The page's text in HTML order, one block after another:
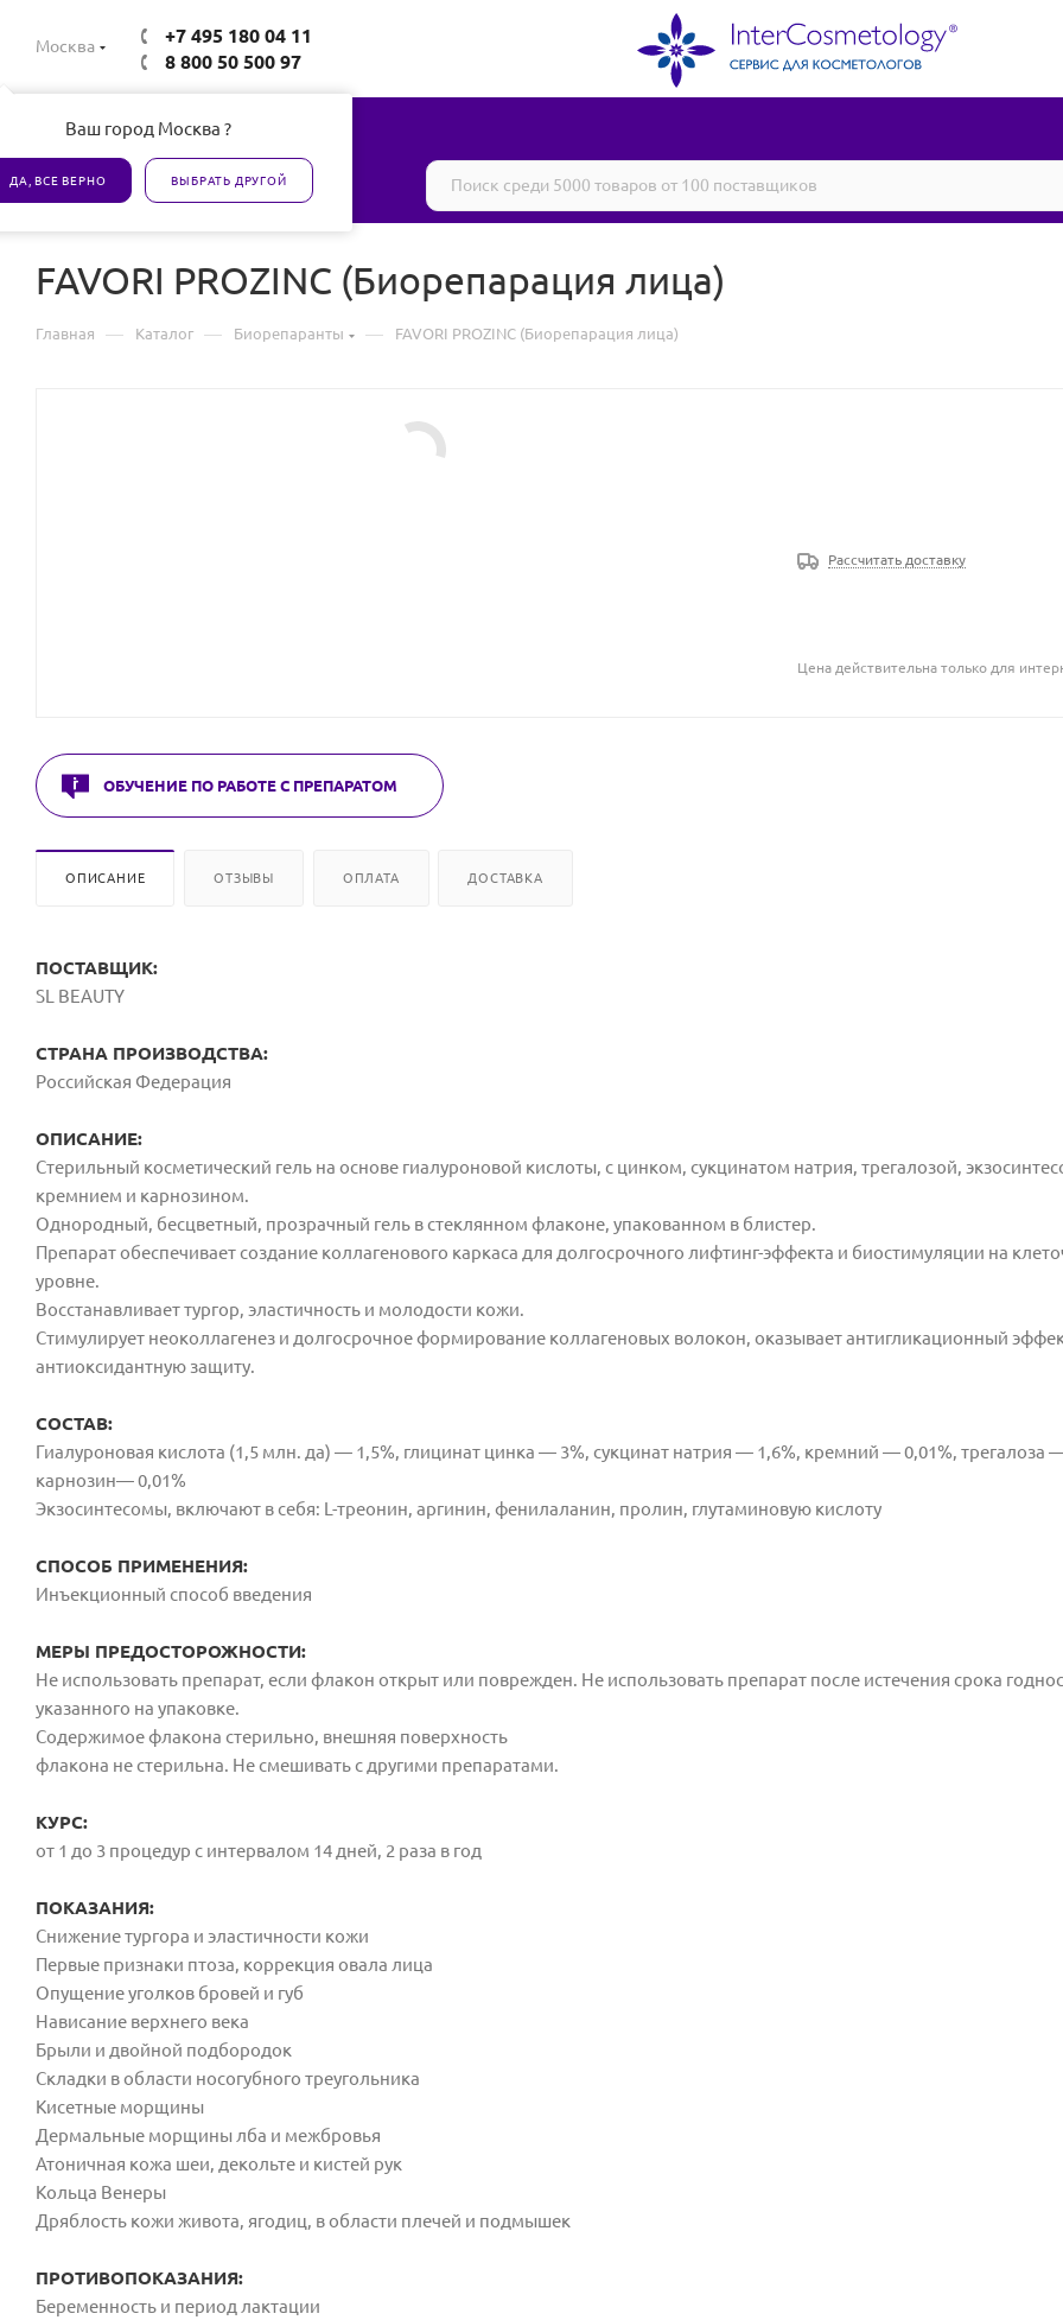
Москва
Ваш город Москва ?
ДА, ВСЕ ВЕРНО ВЫБРАТЬ ДРУГОЙ
+7 495 180 04 11
8 800 50 500 97
Все товары сертифицированы
FAVORI PROZINC (Биорепарация лица)
Главная — Каталог — Биорепаранты — FAVORI PROZINC (Биорепарация лица)
Рассчитать доставку
Цена действительна только для
ОБУЧЕНИЕ ПО РАБОТЕ С ПРЕПАРАТОМ
ОПИСАНИЕ ОТЗЫВЫ ОПЛАТА ДОСТАВКА
ПОСТАВЩИК:
SL BEAUTY
СТРАНА ПРОИЗВОДСТВА:
Российская Федерация
ОПИСАНИЕ:
Стерильный косметический гель на основе гиалуроновой кислоты, с цинком, сукцинатом натрия, трегалозой,
кремнием и карнозином.
Однородный, бесцветный, прозрачный гель в стеклянном флаконе, упакованном в блистер.
Препарат обеспечивает создание коллагенового каркаса для долгосрочного лифтинг-эффекта и биостимуляции на
уровне.
Восстанавливает тургор, эластичность и молодости кожи.
Стимулирует неоколлагенез и долгосрочноеформирование коллагеновых волокон, оказывает антигликационный
антиоксидантную защиту.
СОСТАВ:
Гиалуроновая кислота (1,5 млн. да) — 1,5%, глицинат цинка — 3%, сукцинат натрия — 1,6%, кремний — 0,01%, трегалоза
карнозин— 0,01%
Экзосинтесомы, включают в себя: L-треонин, аргинин, фенилаланин, пролин, глутаминовую кислоту
СПОСОБ ПРИМЕНЕНИЯ:
Инъекционный способ введения
МЕРЫ ПРЕДОСТОРОЖНОСТИ:
Не использовать препарат, если флакон открыт или поврежден. Не использовать препарат после истечения срока
указанного на упаковке.
Содержимое флакона стерильно, внешняя поверхность
флакона не стерильна. Не смешивать с другими препаратами.
КУРС:
от 1 до 3 процедур с интервалом 14 дней, 2 раза в год
ПОКАЗАНИЯ:
Снижение тургора и эластичности кожи
Первые признаки птоза, коррекция овала лица
Опущение уголков бровей и губ
Нависание верхнего века
Брыли и двойной подбородок
Складки в области носогубного треугольника
Кисетные морщины
Дермальные морщины лба и межбровья
Атоничная кожа шеи, декольте и кистей рук
Кольца Венеры
Дряблость кожи живота, ягодиц, в области плечей и подмышек
ПРОТИВОПОКАЗАНИЯ:
Беременность и период лактации